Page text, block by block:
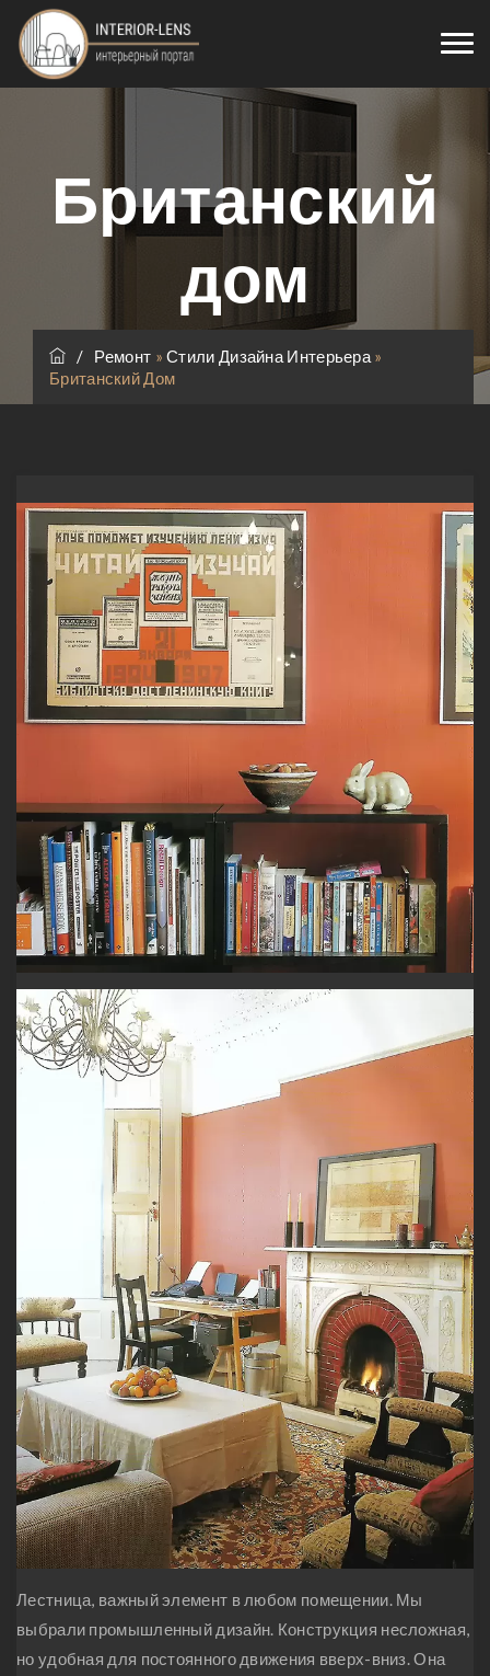
Британский
дом
/ Ремонт »Стили Дизайна Интерьера »
Британский Дом
Лестница, важный элемент в любом помещении. Мы
выбрали промышленный дизайн. Конструкция несложная,
но удобная для постоянного движения вверх-вниз. Она